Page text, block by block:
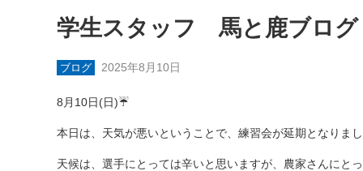
学生スタッフ 馬と鹿ブログ
ブログ 2025年8月10日
8月10日(日)☔
本日は、天気が悪いということで、練習会が延期となりま
天候は、選手にとっては辛いと思いますが、農家さんにと